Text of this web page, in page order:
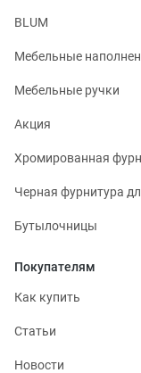
BLUM
Мебельные
Мебельные ручки
Акция
Хромированная
Черная фурнитура
Бутылочницы
Покупателям
Как купить
Статьи
Новости